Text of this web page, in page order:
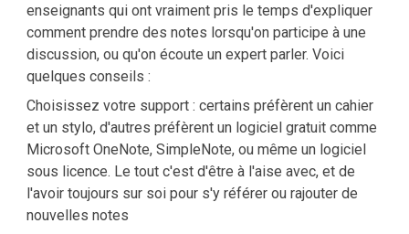
enseignants qui ont vraiment pris le temps d'expliquer
comment prendre des notes lorsqu'on participe à une
discussion, ou qu'on écoute un expert parler. Voici
quelques conseils :
Choisissez votre support : certains préfèrent un cahier
et un stylo, d'autres préfèrent un logiciel gratuit comme
Microsoft OneNote, SimpleNote, ou même un logiciel
sous licence. Le tout c'est d'être à l'aise avec, et de
l'avoir toujours sur soi pour s'y référer ou rajouter de
nouvelles notes